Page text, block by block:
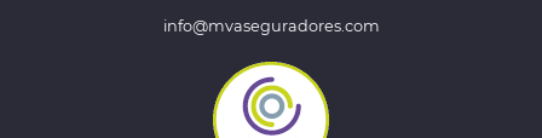
info@mvaseguradores.com